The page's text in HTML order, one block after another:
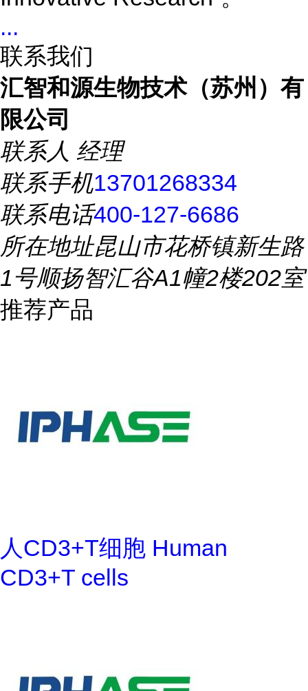
...
联系我们
汇智和源生物技术（苏州）有
限公司
联系人 经理
联系手机13701268334
联系电话400-127-6686
所在地址昆山市花桥镇新生路
1号顺扬智汇谷A1幢2楼202室
推荐产品
人CD3+T细胞 Human
CD3+T cells